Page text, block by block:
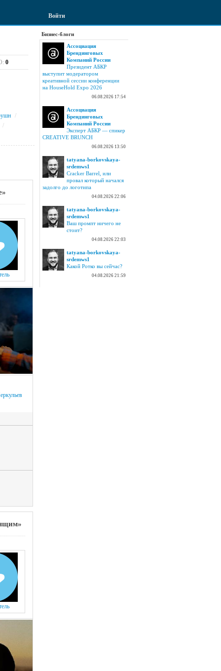
Войти
0
/
/
Бизнес-блоги
Ассоциация
Брендинговых
Компаний России
Президент АБКР
выступит модератором
креативной сессии конференции
на HouseHold Expo 2026
06.08.2026 17:54
Ассоциация
Брендинговых
Компаний России
Эксперт АБКР — спикер
CREATIVE BRUNCH
06.08.2026 13:50
tatyana-borkovskaya-
srdemws1
Cracker Barrel, или
провал который начался
задолго до логотипа
04.08.2026 22:06
tatyana-borkovskaya-
srdemws1
Ваш промпт ничего не
стоит?
04.08.2026 22:03
tatyana-borkovskaya-
srdemws1
Какой Ротко вы сейчас?
04.08.2026 21:59